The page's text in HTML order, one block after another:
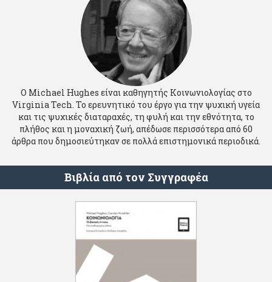
Ο Michael Hughes είναι καθηγητής Κοινωνιολογίας στο
Virginia Tech. Το ερευνητικό του έργο για την ψυχική υγεία
και τις ψυχικές διαταραχές, τη φυλή και την εθνότητα, το
πλήθος και η μοναχική ζωή, απέδωσε περισσότερα από 60
άρθρα που δημοσιεύτηκαν σε πολλά επιστημονικά περιοδικά.
Βιβλία από τον Συγγραφέα